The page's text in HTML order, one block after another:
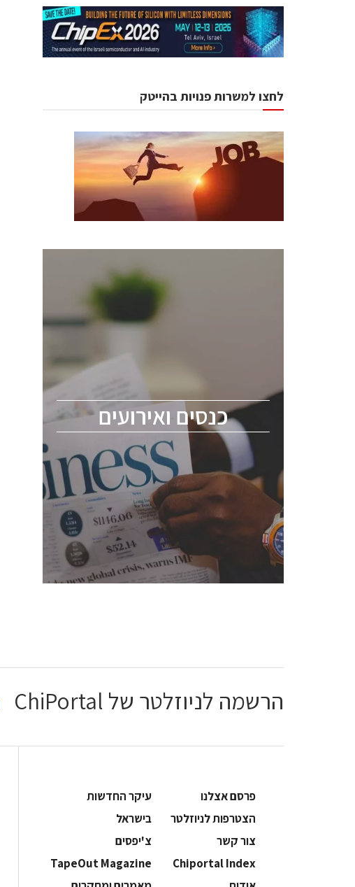
לחצו למשרות פנויות בהייטק
כנסים ואירועים
כנסים ואירועים
הסמיקונדקטור כולל מהנדסים, מומחים מקצועיים
ChipEx2026 will be held on May 12-13,
2026. The conference is intended for
everyone involved in the semiconductor
industry, including engineers, professional
experts, and senior executives.
לחץ לפרטים
הרשמה לניוזלטר של ChiPortal
פרסם אצלנו
עיקר החדשות
הצטרפות לניוזלטר
בישראל
צור קשר
צ'יפסים
Chiportal Index
TapeOut Magazine